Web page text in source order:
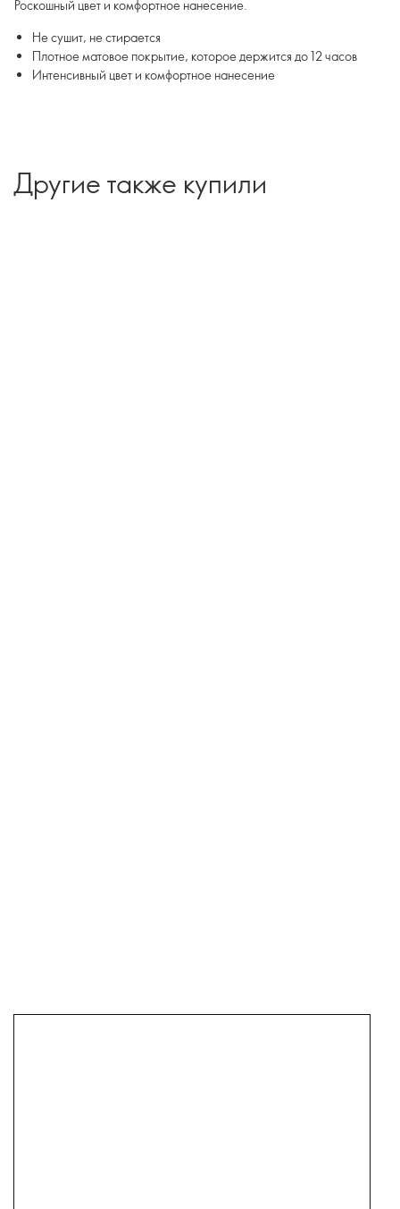
Роскошный цвет и комфортное нанесение.
Не сушит, не стирается
Плотное матовое покрытие, которое держится до 12 часов
Интенсивный цвет и комфортное нанесение
Другие также купили